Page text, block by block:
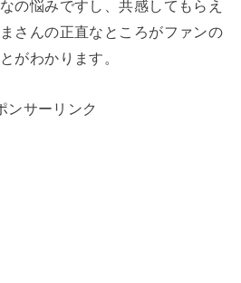
の悩みですし、共感してもらえ
さんの正直なところがファンの
がわかります。
ンサーリンク